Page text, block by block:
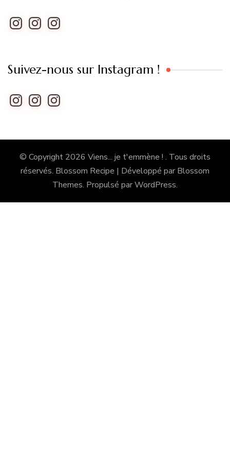
Instagram
InstagramInstagram
Suivez-nous sur Instagram !
Instagram
InstagramInstagram
© Copyright 2026 Viens... je t'emmène ! . Tous droits
réservés. Blossom Recipe | Développé par Blossom
Themes. Propulsé parWordPress.